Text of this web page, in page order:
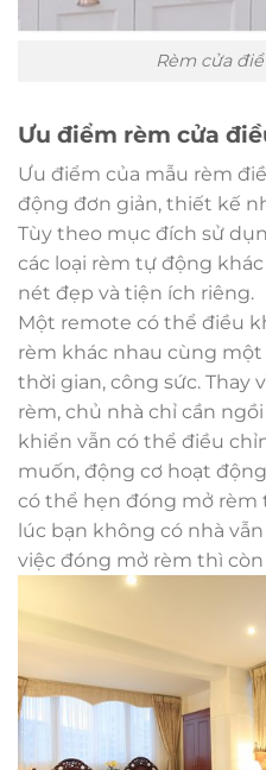
Rèm cửa
Ưu điểm rèm cửa
Ưu điểm của mẫu rèm
động đơn giản, thiết kế
Tùy theo mục đích sử
các loại rèm tự động
nét đẹp và tiện ích riêng.
Một remote có thể điều
rèm khác nhau cùng
thời gian, công sức. Thay
rèm, chủ nhà chỉ cần
khiển vẫn có thể điều
muốn, động cơ hoạt
có thể hẹn đóng mở rèm
lúc bạn không có nhà
việc đóng mở rèm thì